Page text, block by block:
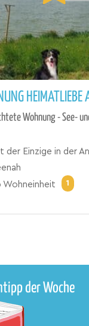
HEIMATLIEBE
Wohnung - See-
der Einzige in der
Wohneinheit
1
der Woche